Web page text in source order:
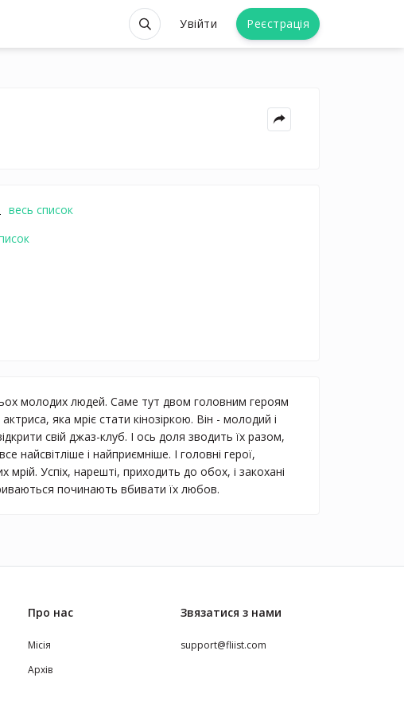
Увійти Реєстрація
весь список
молодих людей. Саме тут двом головним героям
яка мріє стати кінозіркою. Він - молодий і
свій джаз-клуб. І ось доля зводить їх разом,
і найприємніше. І головні герої,
Успіх, нарешті, приходить до обох, і закохані
починають вбивати їх любов.
Про нас
Місія
Архів
Звязатися з нами
support@fliist.com